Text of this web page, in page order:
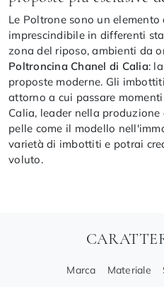
Le Poltrone sono un
imprescindibile in differenti
zona del riposo, ambienti da
Poltroncina Chanel di Calia:
proposte moderne. Gli
attorno a cui passare
Calia, leader nella
pelle come il modello
varietà di imbottiti e potrai
voluto.
Marca Materiale